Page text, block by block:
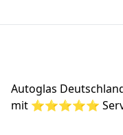
Autoglas
mit ⭐⭐⭐⭐⭐